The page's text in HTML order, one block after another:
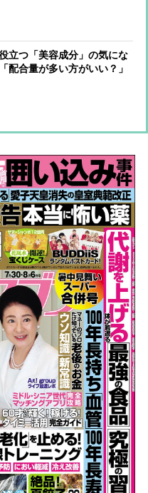
与え続ける」、大沢あかね
役立つ「美容成分」の気にな
配合量が多い方がいい？」
の商品ならどう選ぶ？」に